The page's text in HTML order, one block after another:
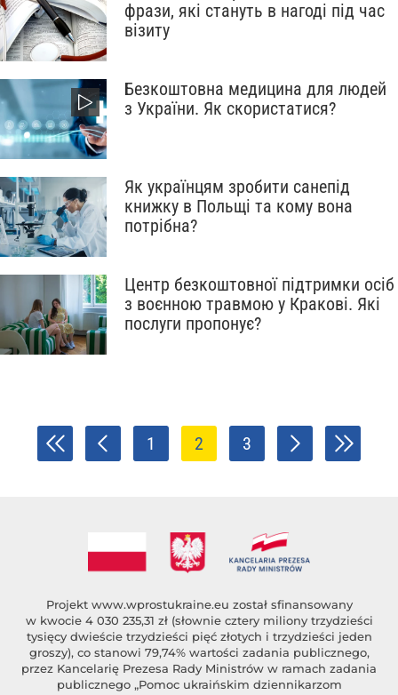
фрази, які стануть в нагоді під час
візиту
Безкоштовна медицина для людей
з України. Як скористатися?
Як українцям зробити санепід
книжку в Польщі та кому вона
потрібна?
Центр безкоштовної підтримки осіб
з воєнною травмою у Кракові. Які
послуги пропонує?
1 2 3
Projekt www.wprostukraine.eu został sfinansowany
w kwocie 4 030 235,31 zł (słownie cztery miliony trzydzieści
tysięcy dwieście trzydzieści pięć złotych i trzydzieści jeden
groszy), co stanowi 79,74% wartości zadania publicznego,
przez Kancelarię Prezesa Rady Ministrów w ramach zadania
publicznego „Pomoc ukraińskim dziennikarzom